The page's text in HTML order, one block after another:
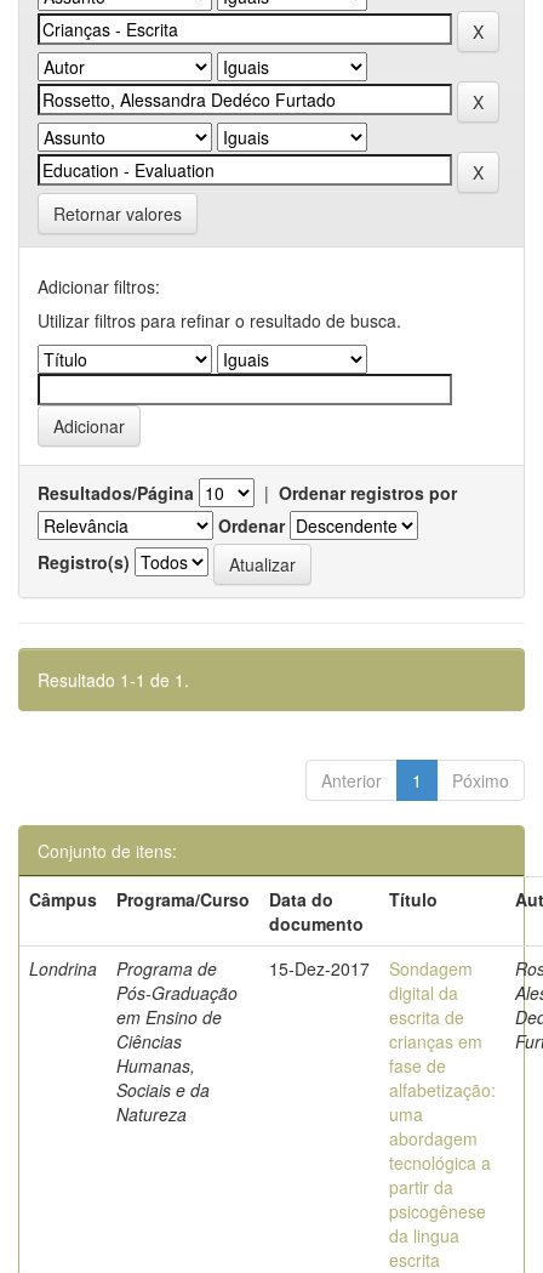
Retornar valores
Adicionar filtros:
Utilizar filtros para refinar o resultado de busca.
Resultados/Página | Ordenar registros por
Ordenar
Registro(s)
Resultado 1-1 de 1.
Anterior 1 Póximo
Conjunto de itens:
Câmpus
Programa/Curso
Data do
documento
Título
Londrina
Programa de
Pós-Graduação
em Ensino de
Ciências
Humanas,
Sociais e da
Natureza
15-Dez-2017
Sondagem
digital da
escrita de
crianças em
fase de
alfabetização:
uma
abordagem
tecnológica a
partir da
psicogênese
da lingua
escrita